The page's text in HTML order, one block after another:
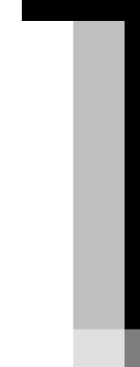
Ράλι το